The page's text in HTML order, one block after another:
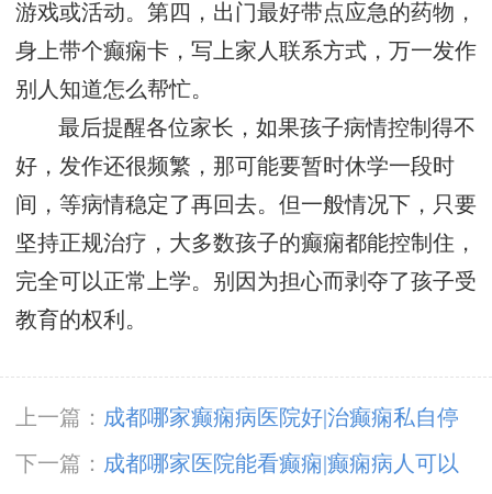
游戏或活动。第四，出门最好带点应急的药物，
身上带个癫痫卡，写上家人联系方式，万一发作
别人知道怎么帮忙。
最后提醒各位家长，如果孩子病情控制得不
好，发作还很频繁，那可能要暂时休学一段时
间，等病情稳定了再回去。但一般情况下，只要
坚持正规治疗，大多数孩子的癫痫都能控制住，
完全可以正常上学。别因为担心而剥夺了孩子受
教育的权利。
上一篇： 成都哪家癫痫病医院好|治癫痫私自停
药会产生什么后果?
下一篇： 成都哪家医院能看癫痫|癫痫病人可以